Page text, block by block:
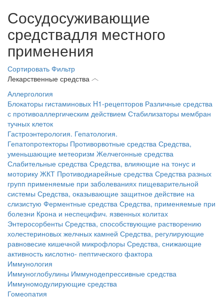
Сосудосуживающие
средствадля местного
применения
Сортировать Фильтр
Лекарственные средства
Аллергология
Блокаторы гистаминовых H1-рецепторов Различные средства
с противоаллергическим действием Стабилизаторы мембран
тучных клеток
Гастроэнтерология. Гепатология.
Гепатопротекторы Противорвотные средства Средства,
уменьшающие метеоризм Желчегонные средства
Слабительные средства Средства, влияющие на тонус и
моторику ЖКТ Противодиарейные средства Средства разных
групп применяемые при заболеваниях пищеварительной
системы Средства, оказывающие защитное действие на
слизистую Ферментные средства Средства, применяемые при
болезни Крона и неспецифич. язвенных колитах
Энтеросорбенты Средства, способствующие растворению
холестериновых желчных камней Средства, регулирующие
равновесие кишечной микрофлоры Средства, снижающие
активность кислотно- пептического фактора
Иммунология
Иммуноглобулины Иммунодепрессивные средства
Иммуномодулирующие средства
Гомеопатия